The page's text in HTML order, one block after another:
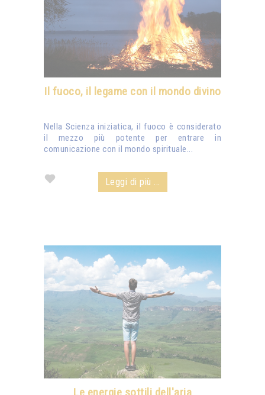
Il fuoco, il legame con il mondo divino
Nella Scienza iniziatica, il fuoco è considerato
il mezzo più potente per entrare in
comunicazione con il mondo spirituale...
Leggi di più ...